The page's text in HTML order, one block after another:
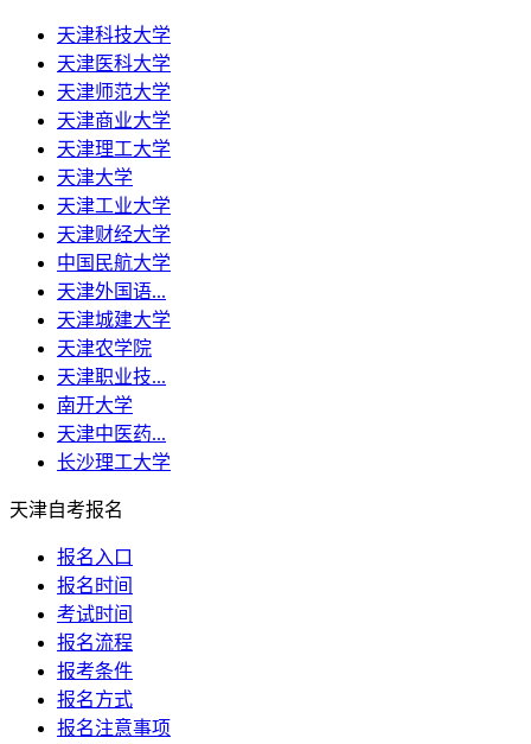
天津科技大学
天津医科大学
天津师范大学
天津商业大学
天津理工大学
天津大学
天津工业大学
天津财经大学
中国民航大学
天津外国语...
天津城建大学
天津农学院
天津职业技...
南开大学
天津中医药...
长沙理工大学
天津自考报名
报名入口
报名时间
考试时间
报名流程
报考条件
报名方式
报名注意事项